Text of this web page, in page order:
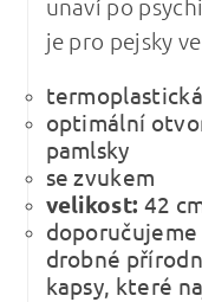
unaví po
je pro pejsky
optimální
pamlsky
se zvukem
velikost: 42
drobné
kapsy, které